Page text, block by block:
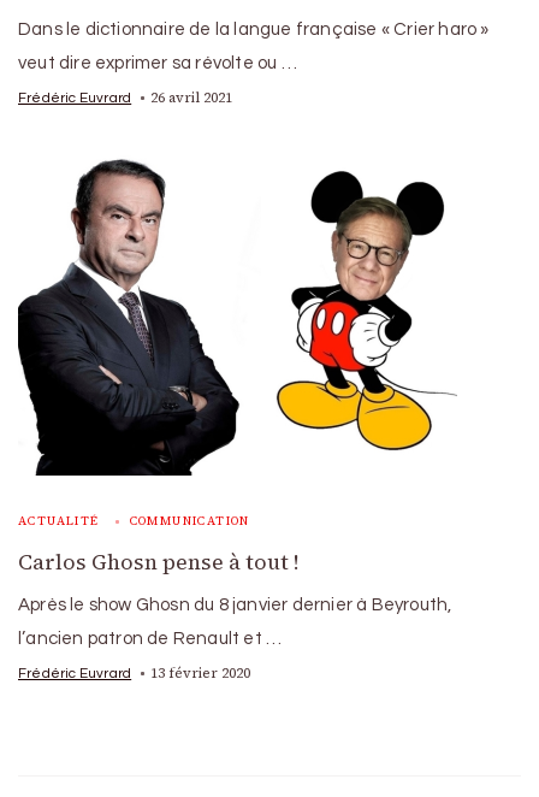
Dans le dictionnaire de la langue française « Crier haro »
veut dire exprimer sa révolte ou …
Frédéric Euvrard 26 avril 2021
ACTUALITÉ COMMUNICATION
Carlos Ghosn pense à tout !
Après le show Ghosn du 8 janvier dernier à Beyrouth,
l’ancien patron de Renault et …
Frédéric Euvrard 13 février 2020